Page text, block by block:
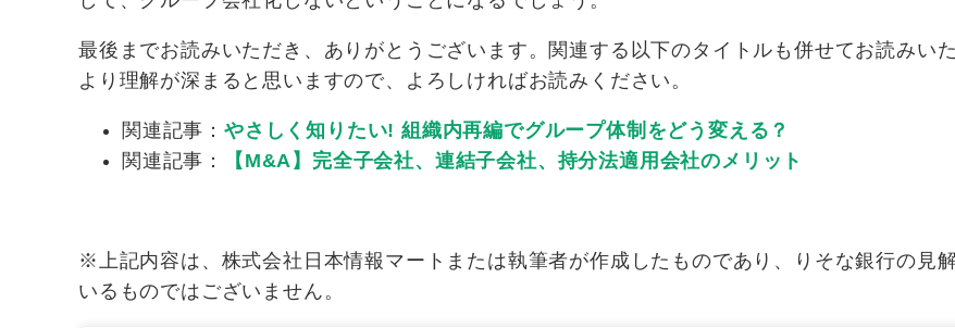
最後までお読みいただき、ありがとうございます。関連する以下のタイトルも併せてお読みいた
より理解が深まると思いますので、よろしければお読みください。
関連記事： やさしく知りたい! 組織内再編でグループ体制をどう変える？
関連記事：
【M&A】完全子会社、連結子会社、持分法適用会社のメリット
※上記内容は、株式会社日本情報マートまたは執筆者が作成したものであり、りそな銀行の見
いるものではございません。